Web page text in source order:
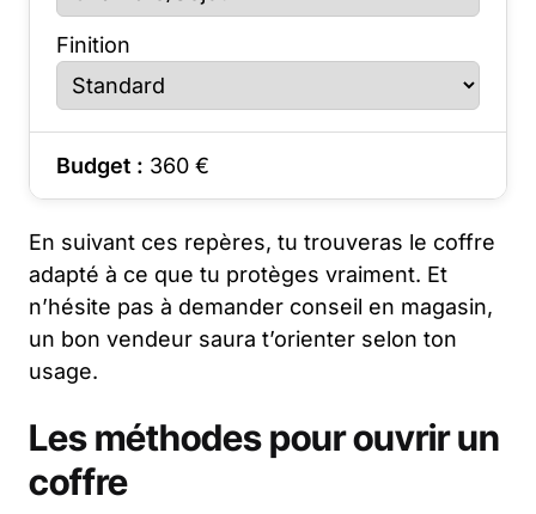
Finition
Budget : 360 €
En suivant ces repères, tu trouveras le coffre
adapté à ce que tu protèges vraiment. Et
n’hésite pas à demander conseil en magasin,
un bon vendeur saura t’orienter selon ton
usage.
Les méthodes pour ouvrir un
coffre